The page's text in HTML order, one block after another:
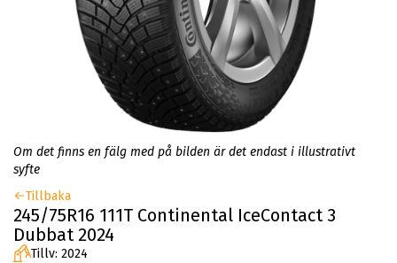
Om det finns en fälg med på bilden är det endast i illustrativt
syfte
Tillbaka
245/75R16 111T Continental IceContact 3
Dubbat 2024
Tillv: 2024